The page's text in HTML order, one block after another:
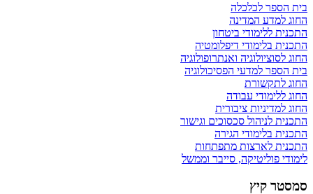
בית הספר לכלכלה
החוג למדע המדינה
התכנית ללימודי ביטחון
התכנית בלימודי דיפלומטיה
החוג לסוציולוגיה ואנתרופולוגיה
בית הספר למדעי הפסיכולוגיה
החוג לתקשורת
החוג ללימודי עבודה
החוג למדיניות ציבורית
התכנית לניהול סכסוכים וגישור
התכנית בלימודי הגירה
התכנית לארצות מתפתחות
לימודי פוליטיקה, סייבר וממשל
סמסטר קיץ